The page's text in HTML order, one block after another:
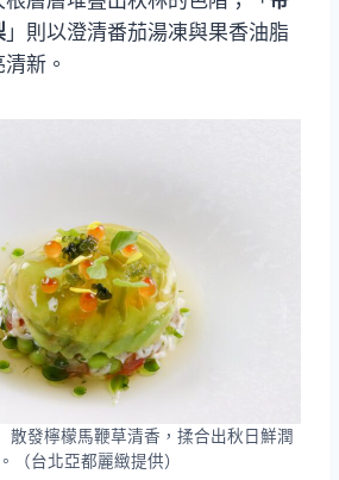
」則以澄清番茄湯凍與果香油脂
新。
散發檸檬馬鞭草清香，揉合出秋日鮮潤
（台北亞都麗緻提供）